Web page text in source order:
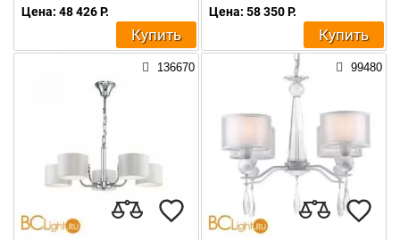
Цена: 48 426 Р.
Купить
Цена: 58 350 Р.
Купить
136670 99480